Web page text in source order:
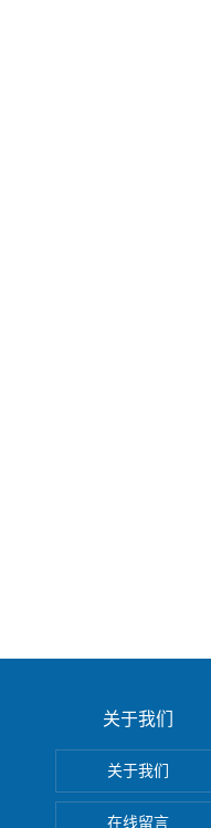
关于我们
关于我们
在线留言